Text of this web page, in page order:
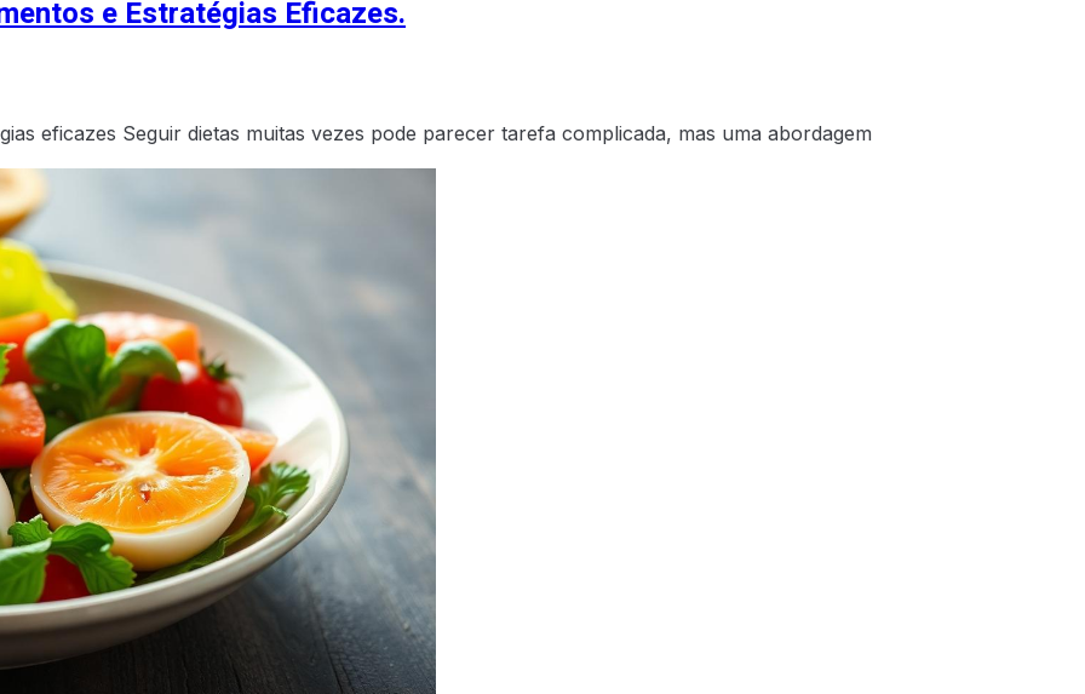
e Estratégias Eficazes.
eficazes Seguir dietas muitas vezes pode parecer tarefa complicada, mas uma abordagem